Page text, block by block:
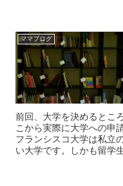
ママブログ
前回、大学を決めるとこ
こから実際に大学への申
フランシスコ大学は私立
い大学です。しかも留学